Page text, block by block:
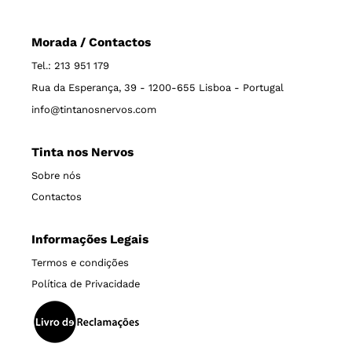
Morada / Contactos
Tel.: 213 951 179
Rua da Esperança, 39 - 1200-655 Lisboa - Portugal
info@tintanosnervos.com
Tinta nos Nervos
Sobre nós
Contactos
Informações Legais
Termos e condições
Política de Privacidade